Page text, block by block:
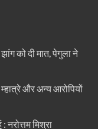
को दी मात, पेगुला ने
म्हात्रे और अन्य आरोपियों
नरोत्तम मिश्रा